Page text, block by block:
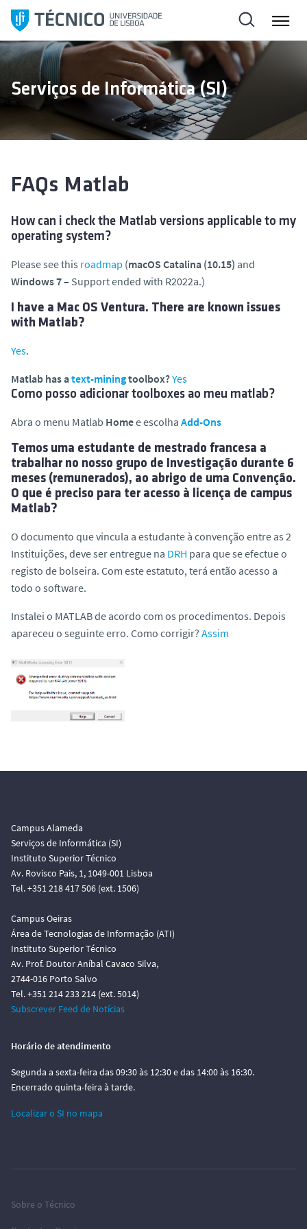
l
t
p
a
Serviços de Informática (SI)
FAQs Matlab
How can i check the Matlab versions applicable to my
operating system?
Please see this roadmap (macOS Catalina (10.15) and
Windows 7 – Support ended with R2022a.)
I have a Mac OS Ventura. There are known issues
with Matlab?
Yes.
Matlab has atext-miningtoolbox?Yes
Como posso adicionar toolboxes ao meu matlab?
Abra o menu Matlab Homee escolha Add-Ons
Temos uma estudante de mestrado francesa a
trabalhar no nosso grupo de Investigação durante 6
meses (remunerados), ao abrigo de uma Convenção.
O que é preciso para ter acesso à licença de campus
Matlab?
O documento que vincula a estudante à convenção entre as 2
Instituições, deve ser entregue na DRH para que se efectue o
registo de bolseira. Com este estatuto, terá então acesso a
todo o software.
Instalei o MATLAB de acordo com os procedimentos. Depois
apareceu o seguinte erro. Como corrigir? Assim
Campus Alameda
Serviços de Informática (SI)
Instituto Superior Técnico
Av. Rovisco Pais, 1, 1049-001 Lisboa
Tel. +351 218 417 506 (ext. 1506)
Campus Oeiras
Área de Tecnologias de Informação (ATI)
Instituto Superior Técnico
Av. Prof. Doutor Aníbal Cavaco Silva,
2744-016 Porto Salvo
Tel. +351 214 233 214 (ext. 5014)
Subscrever Feed de Notícias
Horário de atendimento
Segunda a sexta-feira das 09:30 às 12:30 e das 14:00 às 16:30.
Encerrado quinta-feira à tarde.
Localizar o SI no mapa
Sobre o Técnico